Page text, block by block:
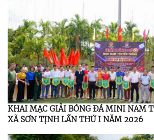
KHAI MẠC GIẢI BÓNG ĐÁ MINI NAM
XÃ SƠN TỊNH LẦN THỨ I NĂM 2026